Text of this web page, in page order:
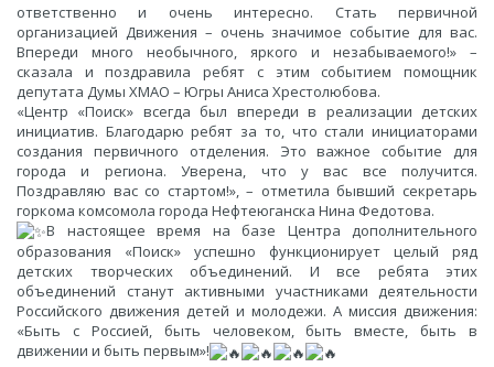
ответственно и очень интересно. Стать первичной
организацией Движения – очень значимое событие для вас.
Впереди много необычного, яркого и незабываемого!» –
сказала и поздравила ребят с этим событием помощник
депутата Думы ХМАО – Югры Аниса Хрестолюбова.
«Центр «Поиск» всегда был впереди в реализации детских
инициатив. Благодарю ребят за то, что стали инициаторами
создания первичного отделения. Это важное событие для
города и региона. Уверена, что у вас все получится.
Поздравляю вас со стартом!», – отметила бывший секретарь
горкома комсомола города Нефтеюганска Нина Федотова.
В настоящее время на базе Центра дополнительного
образования «Поиск» успешно функционирует целый ряд
детских творческих объединений. И все ребята этих
объединений станут активными участниками деятельности
Российского движения детей и молодежи. А миссия движения:
«Быть с Россией, быть человеком, быть вместе, быть в
движении и быть первым»!